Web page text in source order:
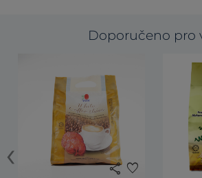
Doporučeno pro
share favorite
‹